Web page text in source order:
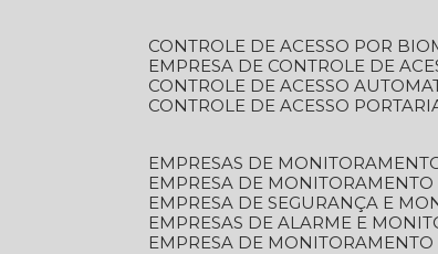
CONTROLE DE ACESSO POR
EMPRESA DE CONTROLE DE
CONTROLE DE ACESSO
CONTROLE DE ACESSO
EMPRESAS DE
EMPRESA DE
EMPRESA DE SEGURANÇA E
EMPRESAS DE ALARME E
EMPRESA DE